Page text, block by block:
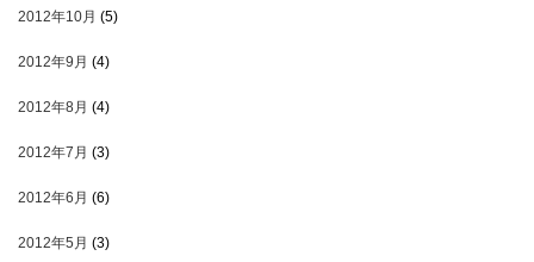
2012年10月 (5)
2012年9月 (4)
2012年8月 (4)
2012年7月 (3)
2012年6月 (6)
2012年5月 (3)